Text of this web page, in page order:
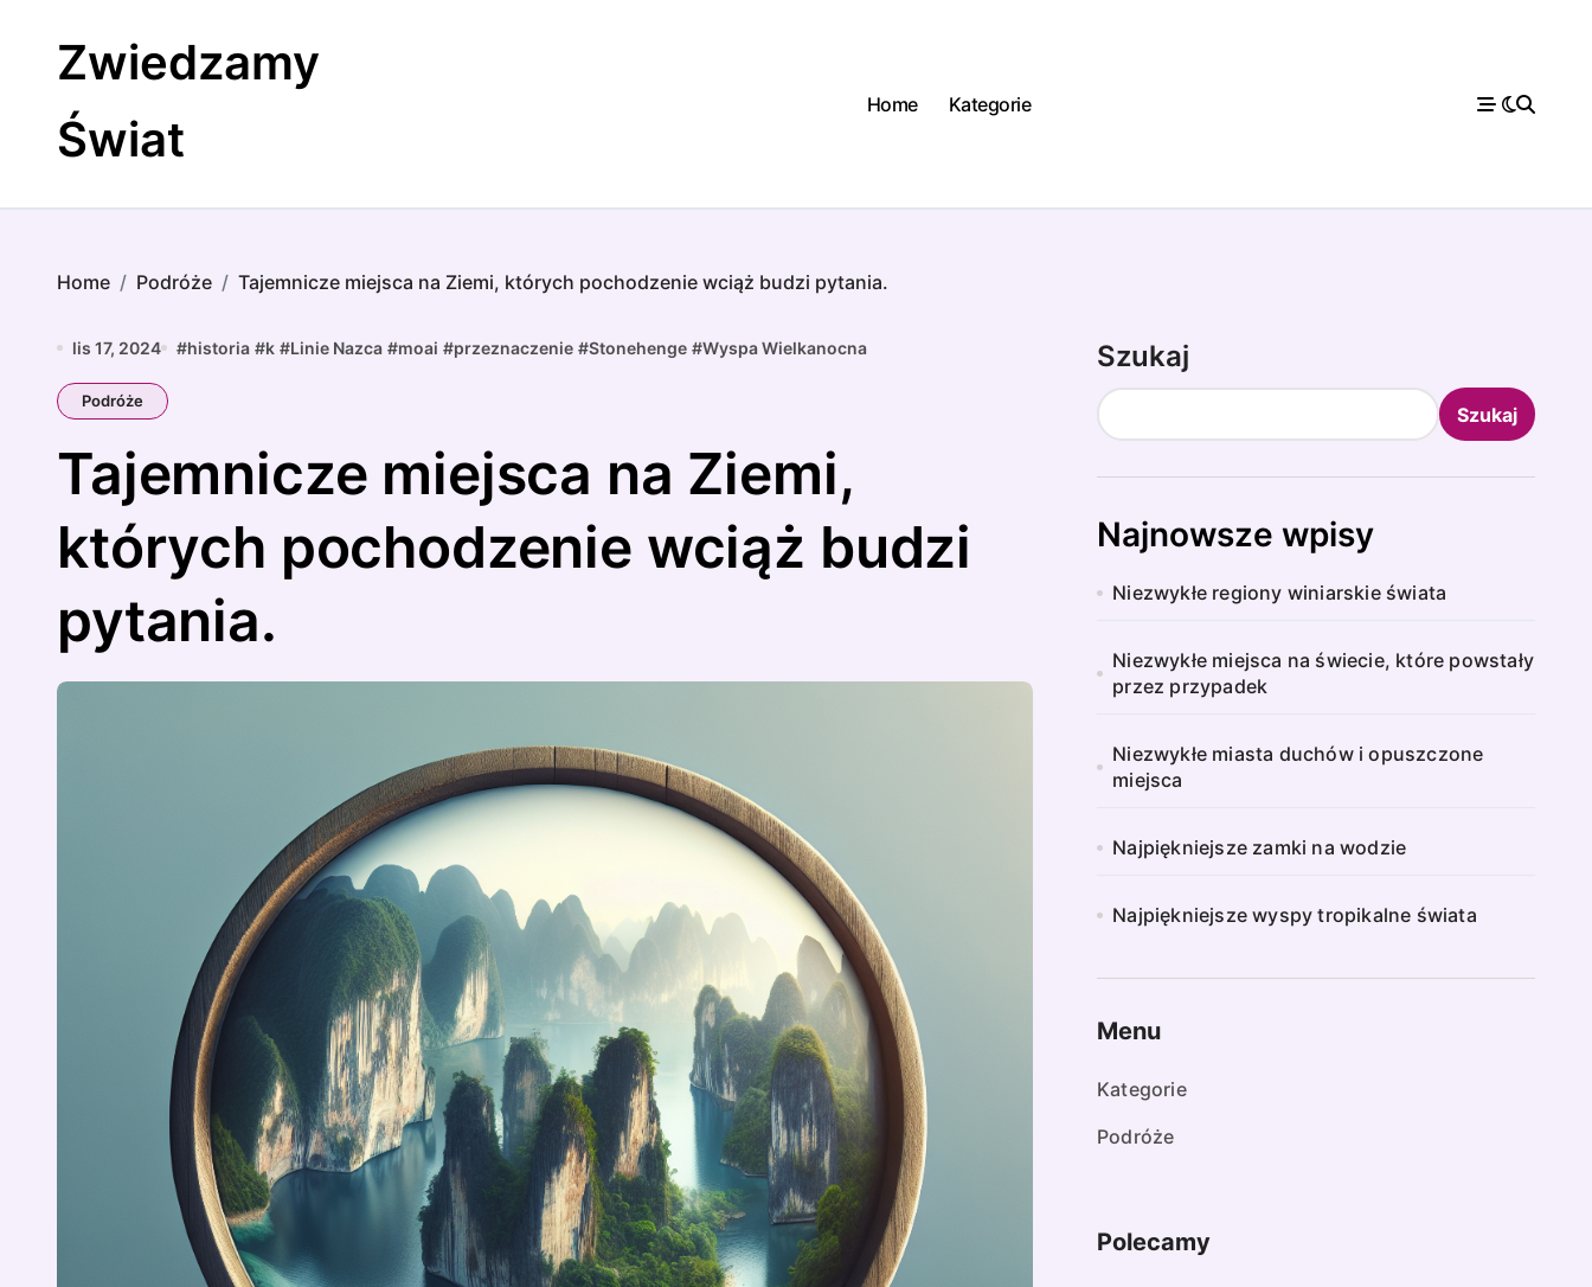
contentZwiedzamy
Świat
Home Kategorie
Home Podróże Tajemnicze miejsca na Ziemi, których pochodzenie wciąż budzi pytania.
lis 17, 2024 #historia #k #Linie Nazca #moai #przeznaczenie #Stonehenge #Wyspa Wielkanocna
Podróże
Tajemnicze miejsca na Ziemi,
których pochodzenie wciąż budzi
pytania.
Szukaj
Szukaj
Najnowsze wpisy
Niezwykłe regiony winiarskie świata
Niezwykłe miejsca na świecie, które powstały
przez przypadek
Niezwykłe miasta duchów i opuszczone
miejsca
Najpiękniejsze zamki na wodzie
Najpiękniejsze wyspy tropikalne świata
Menu
Kategorie
Podróże
Polecamy